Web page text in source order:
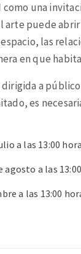
una
arte puede
las
en que
a
es
a las 13:00
agosto a las
a las 13:00